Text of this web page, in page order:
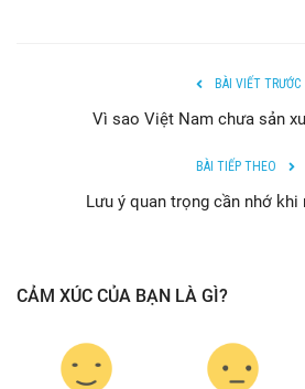
BÀI VIẾT TRƯỚC
Vì sao Việt Nam chưa sản
BÀI TIẾP THEO
Lưu ý quan trọng cần nhớ khi
CẢM XÚC CỦA BẠN LÀ GÌ?